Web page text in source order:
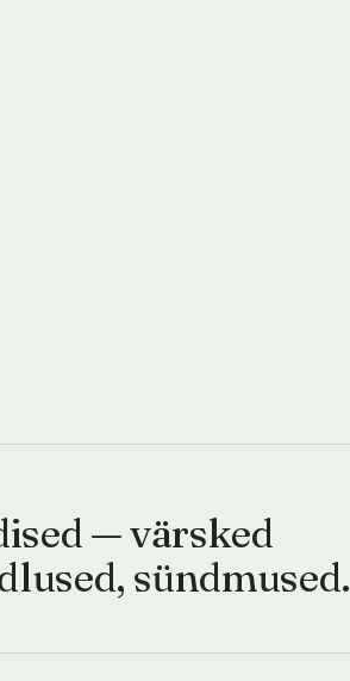
— värsked
sündmused.